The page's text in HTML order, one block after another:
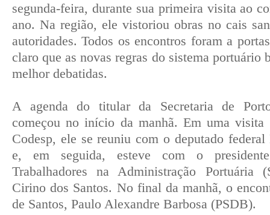
segunda-feira, durante sua primeira visita ao
ano. Na região, ele vistoriou obras no cais
autoridades. Todos os encontros foram a
claro que as novas regras do sistema portuário
melhor debatidas.
A agenda do titular da Secretaria de
começou no início da manhã. Em uma visita
Codesp, ele se reuniu com o deputado
e, em seguida, esteve com o
Trabalhadores na Administração Portuária
Cirino dos Santos. No final da manhã, o
de Santos, Paulo Alexandre Barbosa (PSDB).